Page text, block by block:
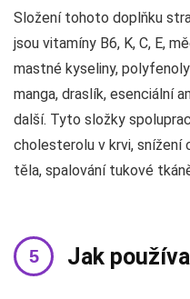
Složení tohoto doplňku
jsou vitamíny B6, K, C, E,
mastné kyseliny,
manga, draslík, esenciální
další. Tyto složky
cholesterolu v krvi, snížení
těla, spalování tukové
Jak